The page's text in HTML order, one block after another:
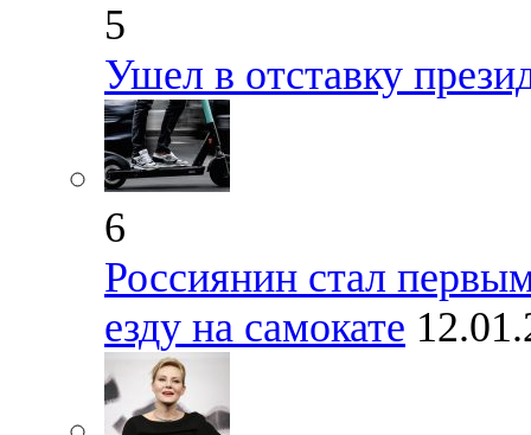
5
Ушел в отставку
6
Россиянин стал
езду на самокате